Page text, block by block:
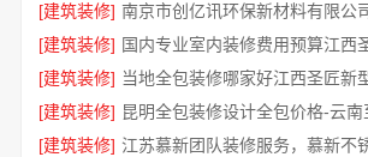
[建筑装修]
[建筑装修]
[建筑装修]
[建筑装修]
[建筑装修] 江苏慕新团队装修服务，慕新不